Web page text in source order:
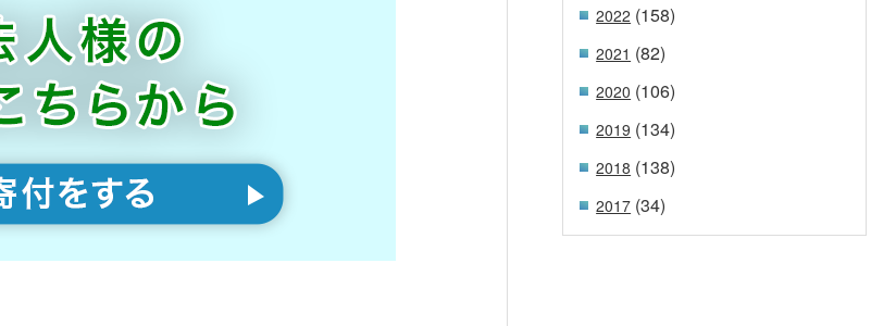
2022 (158)
2021 (82)
2020 (106)
2019 (134)
2018 (138)
2017 (34)